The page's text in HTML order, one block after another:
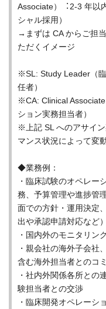
Associate）︓2-3 年以
シャル採用）
→まずは CA からご担
ただくイメージ
※SL: Study Leader（
任者）
※CA: Clinical
ション実務担当者）
※上記 SL へのアサイ
マンス状況によって変
◆業務例：
・臨床試験のオペレー
務、予算管理や進捗管
面での方針・運用決定
出や承認申請対応など）
・国内外のモニタリン
・親会社の海外子会社
含む海外担当者とのコ
・社内外関係各所との
験担当者との交渉
・臨床開発オペレーシ